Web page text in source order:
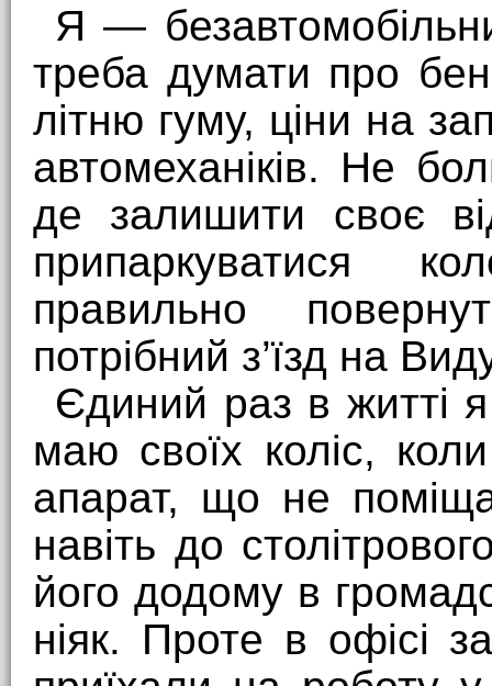
Я —
треба думати про
літню гуму, ціни на
автомеханіків. Не
де залишити своє
припаркуватися
правильно
потрібний з’їзд на
Єдиний раз в житті
маю своїх коліс,
апарат, що не
навіть до
його додому в
ніяк. Проте в офісі